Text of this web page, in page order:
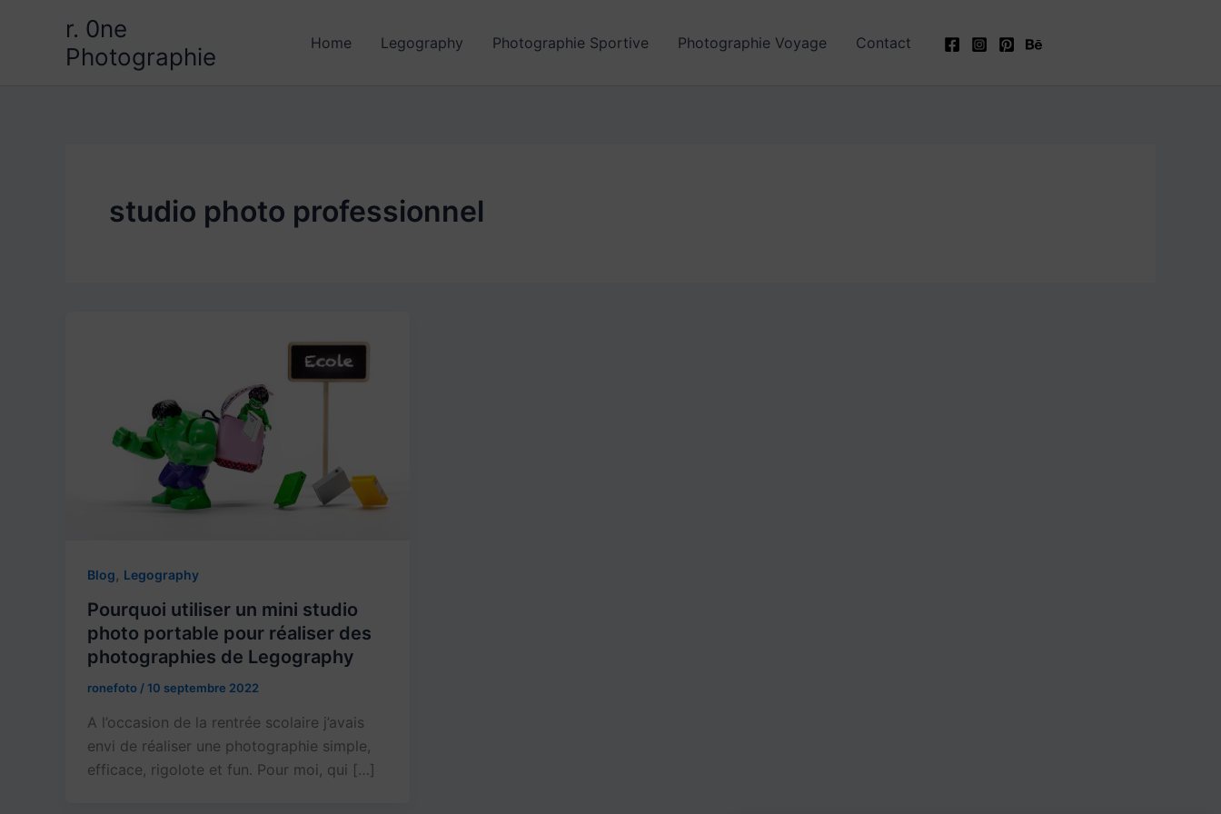
r. 0ne
Photographie
Home Legography Photographie Sportive Photographie Voyage Contact
studio photo professionnel
Blog, Legography
Pourquoi utiliser un mini studio
photo portable pour réaliser des
photographies de Legography
ronefoto / 10 septembre 2022
A l’occasion de la rentrée scolaire j’avais
envi de réaliser une photographie simple,
efficace, rigolote et fun. Pour moi, qui […]